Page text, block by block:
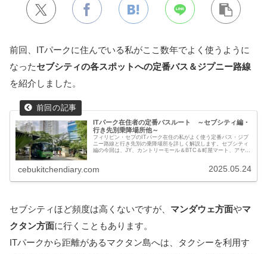
前回、ITパークに住んでいる私がここ数年でよく使うように
なったセブシティの各スポットへの定番バス＆ジプニー路線
を紹介しました。
ITパーク在住者の定番バスルート ～セブシティ編・
行き先別乗降場所他～
フィリピン・セブのITパーク在住の私がよく使う定番バス・ジプ
ニー路線と行き先別の乗降場所を詳しく解説します。セブシティ
編の今回は、JY、カントリーモール＆BTC＆町屋マート、アヤラ
リオやセブドクターズホスピタル、セブシティダウンタウン（シ
cebukitchendiary.com 2025.05.24
セブシティほど頻度は高くないですが、 マンダウェ方面やマ
クタン方面に行くこともあります。
ITパークから距離があるマクタン島へは、タクシーを利用す